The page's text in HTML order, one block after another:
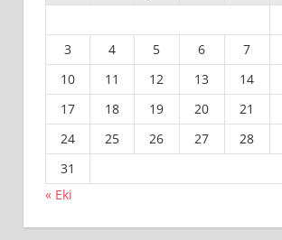
3
4 5 6 7
10
11 12 13 14
17
18 19 20 21
24
25 26 27 28
31
« Eki